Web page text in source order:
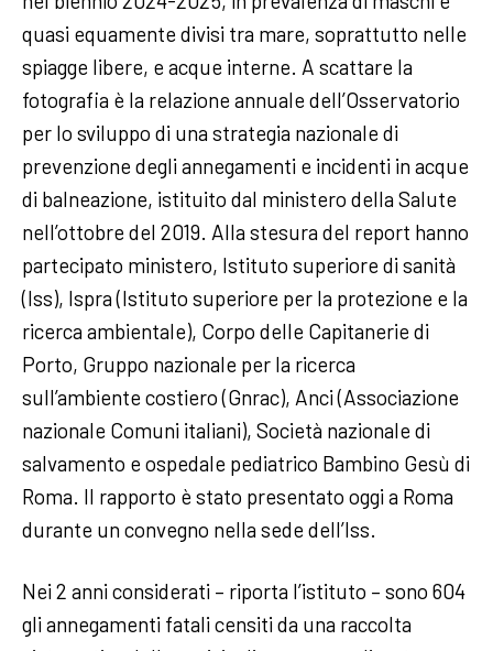
quasi equamente divisi tra mare, soprattutto nelle
spiagge libere, e acque interne. A scattare la
fotografia è la relazione annuale dell’Osservatorio
per lo sviluppo di una strategia nazionale di
prevenzione degli annegamenti e incidenti in acque
di balneazione, istituito dal ministero della Salute
nell’ottobre del 2019. Alla stesura del report hanno
partecipato ministero, Istituto superiore di sanità
(Iss), Ispra (Istituto superiore per la protezione e la
ricerca ambientale), Corpo delle Capitanerie di
Porto, Gruppo nazionale per la ricerca
sull’ambiente costiero (Gnrac), Anci (Associazione
nazionale Comuni italiani), Società nazionale di
salvamento e ospedale pediatrico Bambino Gesù di
Roma. Il rapporto è stato presentato oggi a Roma
durante un convegno nella sede dell’Iss.
Nei 2 anni considerati – riporta l’istituto – sono 604
gli annegamenti fatali censiti da una raccolta